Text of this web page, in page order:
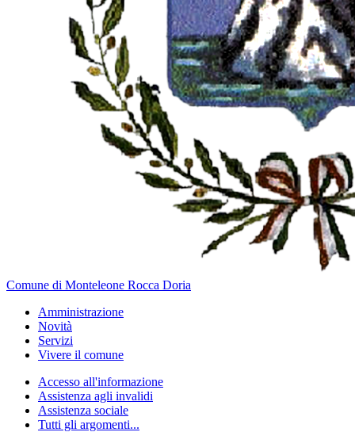
Comune di Monteleone Rocca Doria
Amministrazione
Novità
Servizi
Vivere il comune
Accesso all'informazione
Assistenza agli invalidi
Assistenza sociale
Tutti gli argomenti...